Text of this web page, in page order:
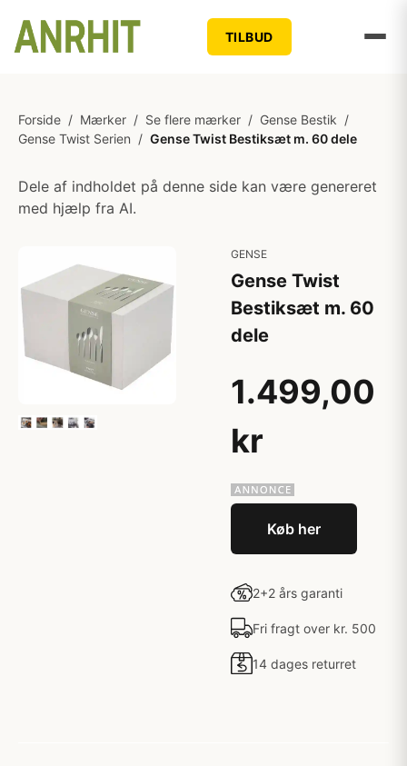
TILBUD
Forside / Mærker / Se flere mærker / Gense Bestik /
Gense Twist Serien / Gense Twist Bestiksæt m. 60 dele
Dele af indholdet på denne side kan være genereret
med hjælp fra AI.
GENSE
Gense Twist
Bestiksæt m. 60
dele
1.499,00
kr
Køb her
2+2 års garanti
Fri fragt over kr. 500
14 dages returret